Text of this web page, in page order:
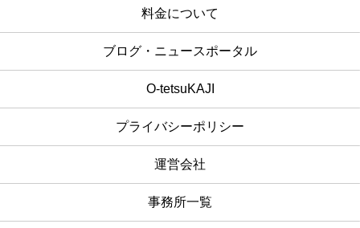
料金について
ブログ・ニュースポータル
O-tetsuKAJI
プライバシーポリシー
運営会社
事務所一覧